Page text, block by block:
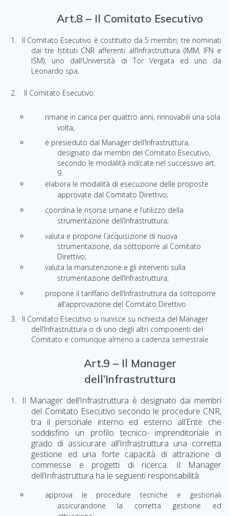
Art.8 – Il Comitato Esecutivo
Il Comitato Esecutivo è costituito da 5 membri, tre nominati
dai tre Istituti CNR afferenti all’Infrastruttura (IMM, IFN e
ISM), uno dall’Università di Tor Vergata ed uno da
Leonardo spa.
Il Comitato Esecutivo:
rimane in carica per quattro anni, rinnovabili una sola
volta;
è presieduto dal Manager dell’Infrastruttura,
designato dai membri del Comitato Esecutivo,
secondo le modalità indicate nel successivo art.
9.
elabora le modalità di esecuzione delle proposte
approvate dal Comitato Direttivo;
coordina le risorse umane e l’utilizzo della
strumentazione dell’Infrastruttura;
valuta e propone l’acquisizione di nuova
strumentazione, da sottoporre al Comitato
Direttivo;
valuta la manutenzione e gli interventi sulla
strumentazione dell’Infrastruttura;
propone il tariffario dell’Infrastruttura da sottoporre
all’approvazione del Comitato Direttivo
Il Comitato Esecutivo si riunisce su richiesta del Manager
dell’Infrastruttura o di uno degli altri componenti del
Comitato e comunque almeno a cadenza semestrale
Art.9 – Il Manager
dell’Infrastruttura
Il Manager dell’Infrastruttura è designato dai membri
del Comitato Esecutivo secondo le procedure CNR,
tra il personale interno ed esterno all’Ente che
soddisfino un profilo tecnico- imprenditoriale in
grado di assicurare all’Infrastruttura una corretta
gestione ed una forte capacità di attrazione di
commesse e progetti di ricerca. Il Manager
dell’Infrastruttura ha le seguenti responsabilità:
approva le procedure tecniche e gestionali
assicurandone la corretta gestione ed